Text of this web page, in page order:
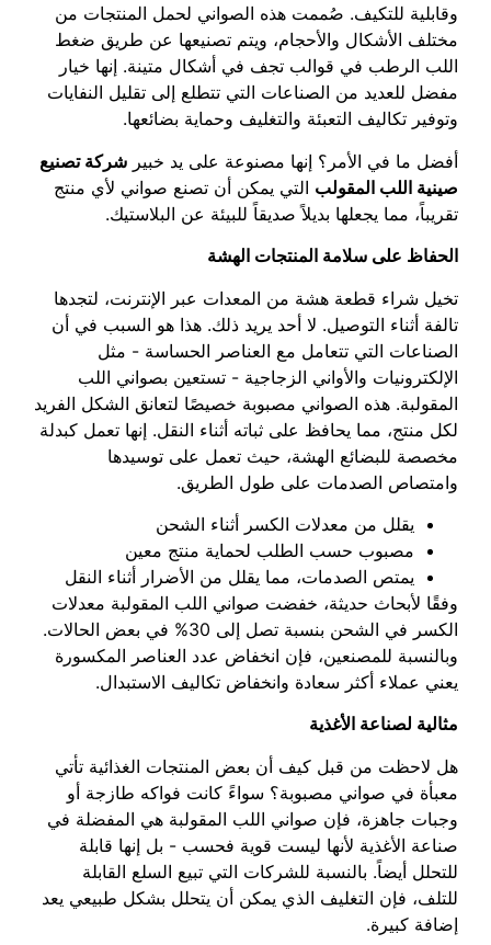
وقابلية للتكيف. صُممت هذه الصواني لحمل المنتجات من
مختلف الأشكال والأحجام، ويتم تصنيعها عن طريق ضغط
اللب الرطب في قوالب تجف في أشكال متينة. إنها خيار
مفضل للعديد من الصناعات التي تتطلع إلى تقليل النفايات
وتوفير تكاليف التعبئة والتغليف وحماية بضائعها.
أفضل ما في الأمر؟ إنها مصنوعة على يد خبير شركة تصنيع
صينية اللب المقولب التي يمكن أن تصنع صواني لأي منتج
تقريباً، مما يجعلها بديلاً صديقاً للبيئة عن البلاستيك.
الحفاظ على سلامة المنتجات الهشة
تخيل شراء قطعة هشة من المعدات عبر الإنترنت، لتجدها
تالفة أثناء التوصيل. لا أحد يريد ذلك. هذا هو السبب في أن
الصناعات التي تتعامل مع العناصر الحساسة - مثل
الإلكترونيات والأواني الزجاجية - تستعين بصواني اللب
المقولبة. هذه الصواني مصبوبة خصيصًا لتعانق الشكل الفريد
لكل منتج، مما يحافظ على ثباته أثناء النقل. إنها تعمل كبدلة
مخصصة للبضائع الهشة، حيث تعمل على توسيدها
وامتصاص الصدمات على طول الطريق.
يقلل من معدلات الكسر أثناء الشحن
مصبوب حسب الطلب لحماية منتج معين
يمتص الصدمات، مما يقلل من الأضرار أثناء النقل
وفقًا لأبحاث حديثة، خفضت صواني اللب المقولبة معدلات
الكسر في الشحن بنسبة تصل إلى 30% في بعض الحالات.
وبالنسبة للمصنعين، فإن انخفاض عدد العناصر المكسورة
يعني عملاء أكثر سعادة وانخفاض تكاليف الاستبدال.
مثالية لصناعة الأغذية
هل لاحظت من قبل كيف أن بعض المنتجات الغذائية تأتي
معبأة في صواني مصبوبة؟ سواءً كانت فواكه طازجة أو
وجبات جاهزة، فإن صواني اللب المقولبة هي المفضلة في
صناعة الأغذية لأنها ليست قوية فحسب - بل إنها قابلة
للتحلل أيضاً. بالنسبة للشركات التي تبيع السلع القابلة
للتلف، فإن التغليف الذي يمكن أن يتحلل بشكل طبيعي يعد
إضافة كبيرة.